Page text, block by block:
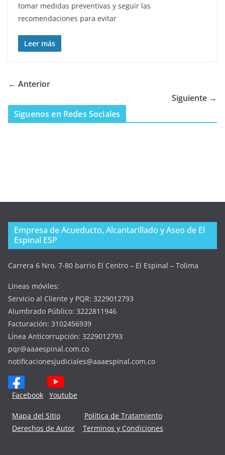
tomar medidas preventivas y seguir las
recomendaciones para evitar
Leer más
← Anterior
Siguiente →
Siguenos en Redes Sociales
Empresa de Acueducto, Alcantarillado y Aseo de El
Espinal ESP
Carrera 6 Nro. 7-80 barrio El Centro – El Espinal – Tolima
Líneas móviles:
Servicio al Cliente y PQR: 3229012793
Alumbrado Público: 3222811946
Facturación: 3102456939
Línea Anticorrupción: 3229012793
pqr@aaaespinal.com.co
notificacionesjudiciales@aaaespinal.com.co
Facebook Youtube
Mapa del Sitio
Política de Tratamiento
Derechos de Autor
Terminos y Condiciones